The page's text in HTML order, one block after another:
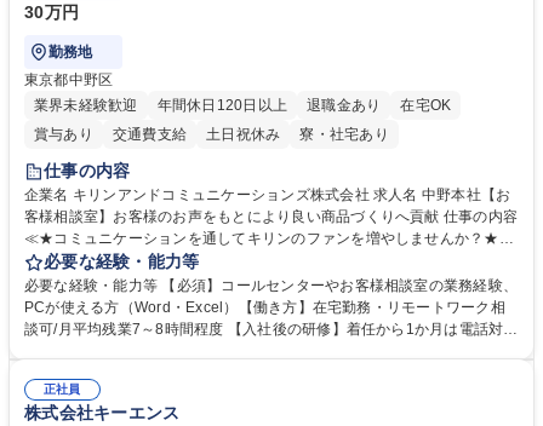
30万円
勤務地
東京都中野区
業界未経験歓迎
年間休日120日以上 退職金あり
在宅OK
賞与あり
交通費支給 土日祝休み 寮・社宅あり
仕事の内容
企業名 キリンアンドコミュニケーションズ株式会社 求人名 中野本社【お
客様相談室】お客様のお声をもとにより良い商品づくりへ貢献 仕事の内容
≪★コミュニケーションを通してキリンのファンを増やしませんか？★≫
お客様のお声をより良い商品づくりに活かしていく上で、窓口となるお客
様相談室でのお仕事です。 日々お客様からいただくキリングループへのご
意見を、企業活動に活かしています。お客様からの声に迅速かつ誠意をも
って対応、情報提供するとともにグループ内活動に反映しています。 【具
平均100件前後■メール・手紙：同上40件前後 募集職種 中野本社【お客様
相談室】お客様のお声をもとにより良い商品づくりへ貢献
必要な経験・能力等
必要な経験・能力等 【必須】コールセンターやお客様相談室の業務経験、
PCが使える方（Word・Excel）【働き方】在宅勤務・リモートワーク相
談可/月平均残業7～8時間程度 【入社後の研修】着任から1か月は電話対応
すのでご安心ください。 【当社について】キリングループの広報機能を担
う会社として、お客様との出会いを大切にし、磨き上げたホスピタリティ
正社員
株式会社キーエンス